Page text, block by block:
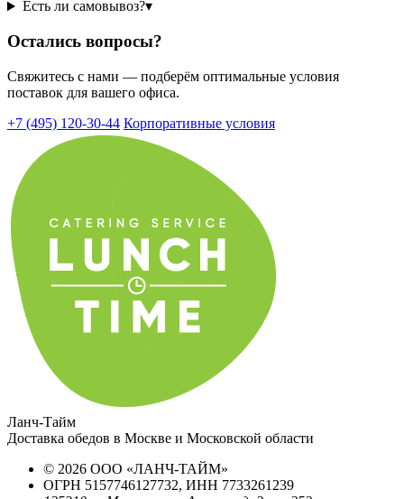
Есть ли самовывоз?▾
Остались вопросы?
Свяжитесь с нами — подберём оптимальные условия
поставок для вашего офиса.
+7 (495) 120‑30‑44 Корпоративные условия
Ланч-Тайм
Доставка обедов в Москве и Московской области
© 2026 ООО «ЛАНЧ-ТАЙМ»
ОГРН 5157746127732, ИНН 7733261239